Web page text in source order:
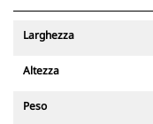
Larghezza
Altezza
Peso